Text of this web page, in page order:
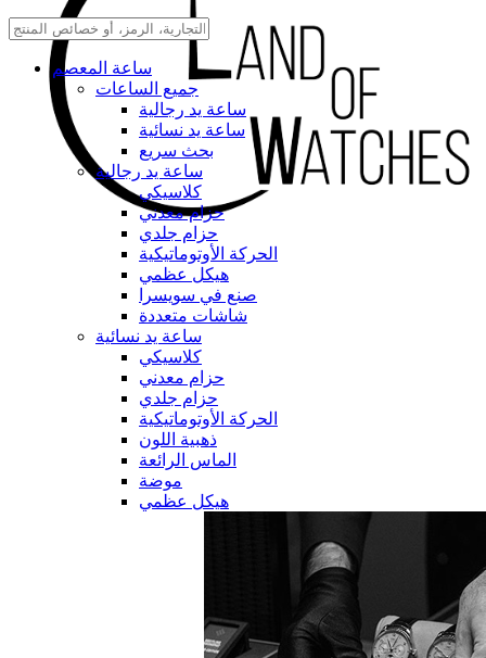
ساعة المعصم
جميع الساعات
ساعة يد رجالية
ساعة يد نسائية
بحث سريع
ساعة يد رجالية
كلاسيكي
حزام معدني
حزام جلدي
الحركة الأوتوماتيكية
هيكل عظمي
صنع في سويسرا
شاشات متعددة
ساعة يد نسائية
كلاسيكي
حزام معدني
حزام جلدي
الحركة الأوتوماتيكية
ذهبية اللون
الماس الرائعة
موضة
هيكل عظمي